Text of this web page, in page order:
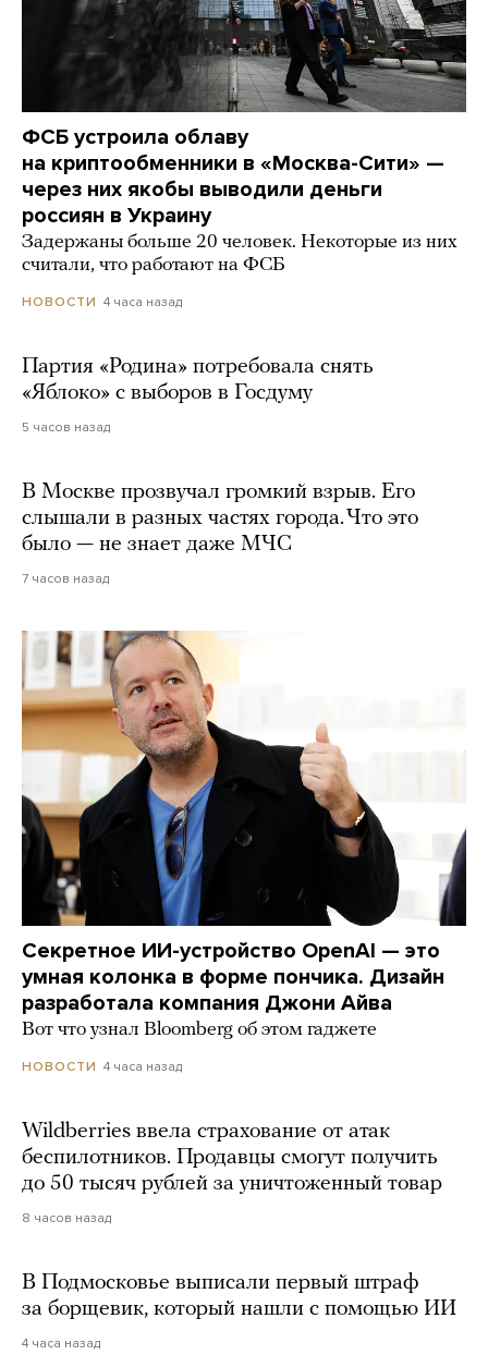
ФСБ устроила облаву
на криптообменники в «Москва-Сити» —
через них якобы выводили деньги
россиян в Украину
Задержаны больше 20 человек. Некоторые из них
считали, что работают на ФСБ
НОВОСТИ 4 часа назад
Партия «Родина» потребовала снять
«Яблоко» с выборов в Госдуму
5 часов назад
В Москве прозвучал громкий взрыв. Его
слышали в разных частях города. Что это
было — не знает даже МЧС
7 часов назад
Секретное ИИ-устройство OpenAI — это
умная колонка в форме пончика. Дизайн
разработала компания Джони Айва
Вот что узнал Bloomberg об этом гаджете
НОВОСТИ 4 часа назад
Wildberries ввела страхование от атак
беспилотников. Продавцы смогут получить
до 50 тысяч рублей за уничтоженный товар
8 часов назад
В Подмосковье выписали первый штраф
за борщевик, который нашли с помощью ИИ
4 часа назад